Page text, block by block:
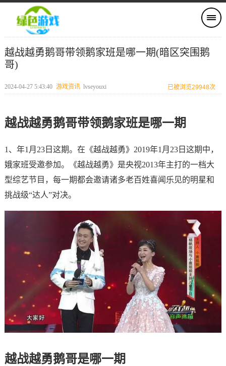
越战越勇鹅哥带领鹅家班是哪一期(暗区突围鹅
哥)
2024-04-27 5:43:40 游戏资讯 lvseyouxi 已被浏览29948次
越战越勇鹅哥带领鹅家班是哪一期
1、年1月23日这期。在《越战越勇》2019年1月23日这期中，
娥家班受邀参加。《越战越勇》是央视2013年主打的一档大
型综艺节目，每一期都会邀请诸多老百姓喜闻乐见的明星和
挑战级“达人”对决。
越战越勇鹅哥是哪一期